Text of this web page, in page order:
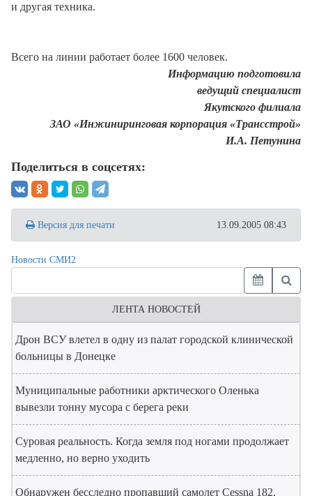
и другая техника.
Всего на линии работает более 1600 человек.
Информацию подготовила
ведущий специалист
Якутского филиала
ЗАО «Инжиниринговая корпорация «Трансстрой»
И.А. Петунина
Поделиться в соцсетях:
Версия для печати 13.09.2005 08:43
Новости СМИ2
ЛЕНТА НОВОСТЕЙ
Дрон ВСУ влетел в одну из палат городской клинической
больницы в Донецке
Муниципальные работники арктического Оленька
вывезли тонну мусора с берега реки
Суровая реальность. Когда земля под ногами продолжает
медленно, но верно уходить
Обнаружен бесследно пропавший самолет Cessna 182.